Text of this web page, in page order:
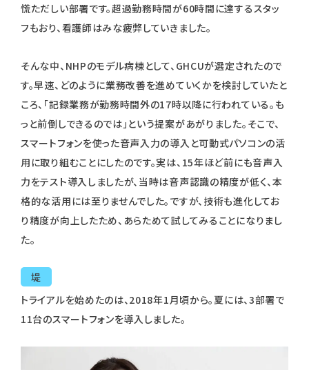
慌ただしい部署です。超過勤務時間が60時間に達するスタッ
フもおり、看護師はみな疲弊していきました。
そんな中、NHPのモデル病棟として、GHCUが選定されたので
す。早速、どのように業務改善を進めていくかを検討していたと
ころ、「記録業務が勤務時間外の17時以降に行われている。も
っと前倒しできるのでは」という提案があがりました。そこで、
スマートフォンを使った音声入力の導入と可動式パソコンの活
用に取り組むことにしたのです。実は、15年ほど前にも音声入
力をテスト導入しましたが、当時は音声認識の精度が低く、本
格的な活用には至りませんでした。ですが、技術も進化してお
り精度が向上したため、あらためて試してみることになりまし
た。
堤
トライアルを始めたのは、2018年1月頃から。夏には、3部署で
11台のスマートフォンを導入しました。